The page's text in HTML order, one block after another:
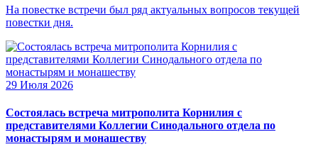
На повестке встречи был ряд актуальных вопросов текущей
повестки дня.
29 Июля 2026
Состоялась встреча митрополита Корнилия с
представителями Коллегии Синодального отдела по
монастырям и монашеству